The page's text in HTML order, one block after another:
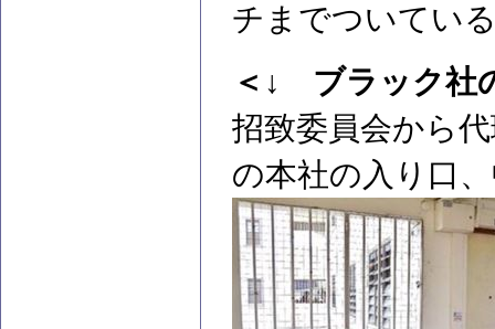
チまでついてい
＜↓ ブラック社
招致委員会から
の本社の入り口